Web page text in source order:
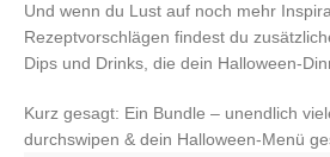
Und wenn du Lust auf noch mehr
Rezeptvorschlägen findest du
Dips und Drinks, die dein Halloween-
Kurz gesagt: Ein Bundle – unendlich
durchswipen & dein Halloween-Menü